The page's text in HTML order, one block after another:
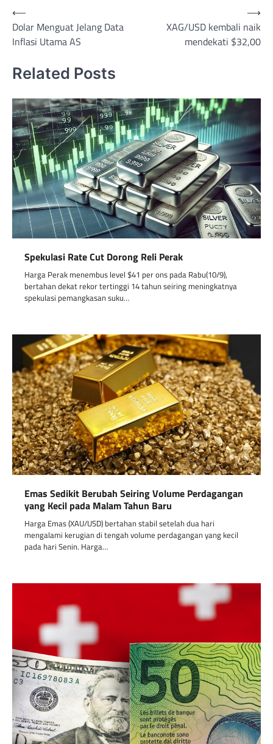
Post
navigation
⟵
Dolar Menguat Jelang Data
Inflasi Utama AS
XAG/USD kembali naik
mendekati $32,00
⟶
Related Posts
Spekulasi Rate Cut Dorong Reli Perak
Harga Perak menembus level $41 per ons pada Rabu(10/9),
bertahan dekat rekor tertinggi 14 tahun seiring meningkatnya
spekulasi pemangkasan suku…
Emas Sedikit Berubah Seiring Volume Perdagangan
yang Kecil pada Malam Tahun Baru
Harga Emas (XAU/USD) bertahan stabil setelah dua hari
mengalami kerugian di tengah volume perdagangan yang kecil
pada hari Senin. Harga…